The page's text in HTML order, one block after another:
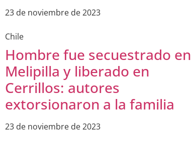
23 de noviembre de 2023
Chile
Hombre fue secuestrado en
Melipilla y liberado en
Cerrillos: autores
extorsionaron a la familia
23 de noviembre de 2023